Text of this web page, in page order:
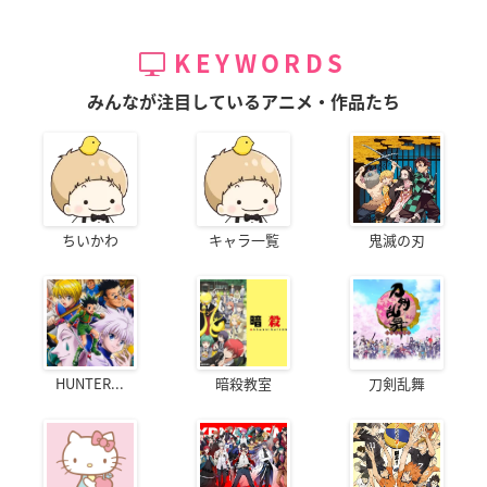
KEYWORDS
みんなが注目しているアニメ・作品たち
ちいかわ キャラ一覧 鬼滅の刃
HUNTER... 暗殺教室 刀剣乱舞